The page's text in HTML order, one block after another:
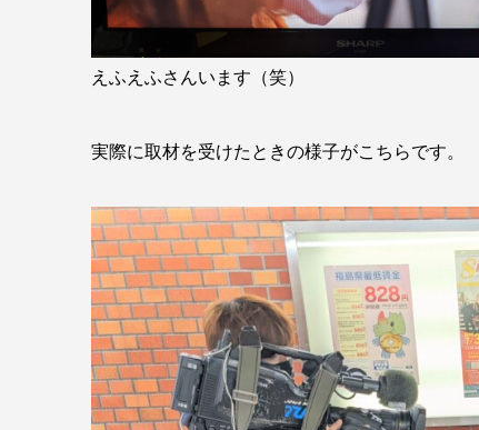
えふえふさんいます（笑）
実際に取材を受けたときの様子がこちらです。